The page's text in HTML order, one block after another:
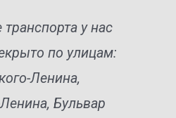
у нас
по улицам:
Ленина,
Бульвар